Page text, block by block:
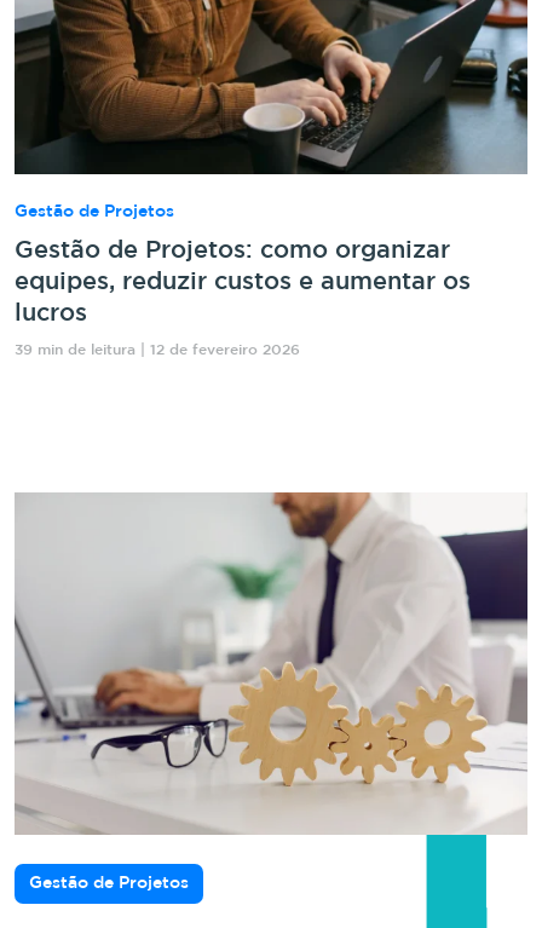
Gestão de Projetos
Gestão de Projetos: como organizar
equipes, reduzir custos e aumentar os
lucros
39 min de leitura | 12 de fevereiro 2026
Gestão de Projetos